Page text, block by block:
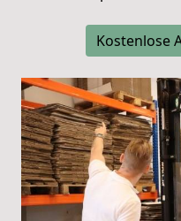
Kostenlose